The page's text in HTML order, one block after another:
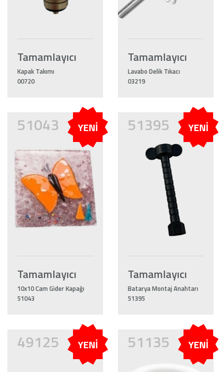
Tamamlayıcı
Kapak Takımı
00720
Tamamlayıcı
Lavabo Delik Tıkacı
03219
51043 YENİ
Tamamlayıcı
10x10 Cam Gider Kapağı
51043
51395 YENİ
Tamamlayıcı
Batarya Montaj Anahtarı
51395
49125 YENİ 51135 YENİ